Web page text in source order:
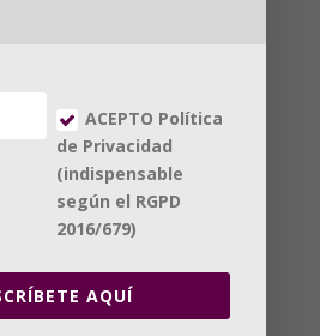
RGPD
ACEPTO Política
de Privacidad
(indispensable
según el RGPD
2016/679)
AQUÍ